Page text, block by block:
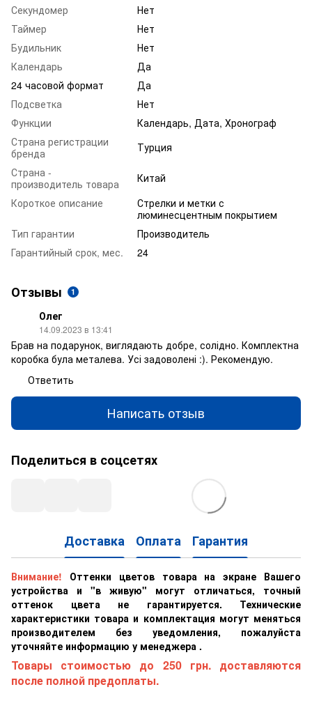
Секундомер
Нет
Таймер
Нет
Будильник
Нет
Календарь
Да
24 часовой формат
Да
Подсветка
Нет
Функции
Календарь, Дата, Хронограф
Страна регистрации
бренда
Турция
Страна -
производитель товара
Китай
Короткое описание
Стрелки и метки с
люминесцентным покрытием
Тип гарантии
Производитель
Гарантийный срок, мес.
24
Отзывы 1
Олег
14.09.2023 в 13:41
Брав на подарунок, виглядають добре, солідно. Комплектна
коробка була металева. Усі задоволені :). Рекомендую.
Ответить
Написать отзыв
Поделиться в соцсетях
Доставка Оплата Гарантия
Внимание!
Оттенки цветов товара на экране Вашего
устройства и "в живую" могут отличаться, точный
оттенок цвета не гарантируется. Технические
характеристики товара и комплектация могут меняться
производителем без уведомления, пожалуйста
уточняйте информацию у менеджера .
Товары стоимостью до 250 грн. доставляются
после полной предоплаты.